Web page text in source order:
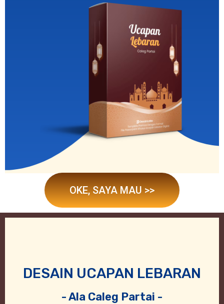
OKE, SAYA MAU >>
DESAIN UCAPAN LEBARAN
- Ala Caleg Partai -